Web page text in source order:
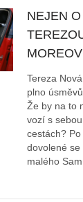
NEJEN
Tereza
plno
Že by na to
vozí s
cestách?
dovolené
malého